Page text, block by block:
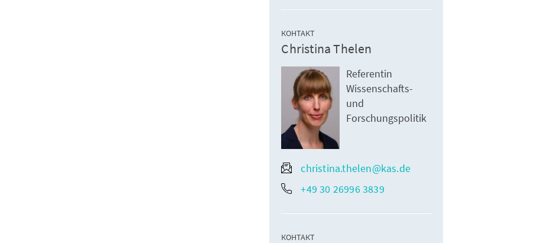
КОНТАКТ
Christina Thelen
Referentin
Wissenschafts-
und
Forschungspolitik
christina.thelen@kas.de
+49 30 26996 3839
КОНТАКТ